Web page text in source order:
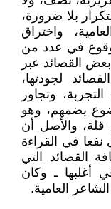
بلا ضرورة،
واختراق
في عدد من
بعض القصائد عبر
لجودتها،
وتجاور
يضمهم، وهو
والأصل أن
في القراءة
القصائد التي
أغلبها ـ وكان
العامية.